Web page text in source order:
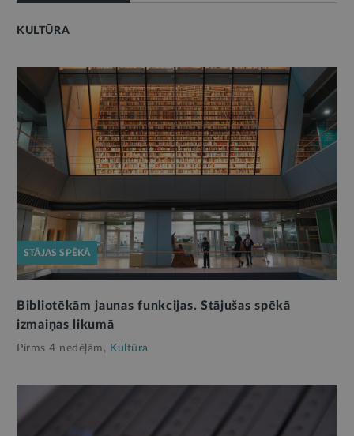
KULTŪRA
STĀJAS SPĒKĀ
Bibliotēkām jaunas funkcijas. Stājušas spēkā
izmaiņas likumā
Pirms 4 nedēļām, Kultūra